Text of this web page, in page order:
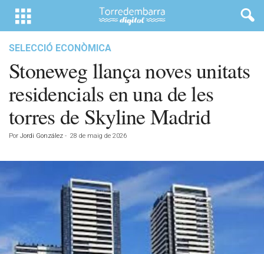
SELECCIÓ ECONÒMICA
Stoneweg llança noves unitats
residencials en una de les
torres de Skyline Madrid
Por Jordi González - 28 de maig de 2026